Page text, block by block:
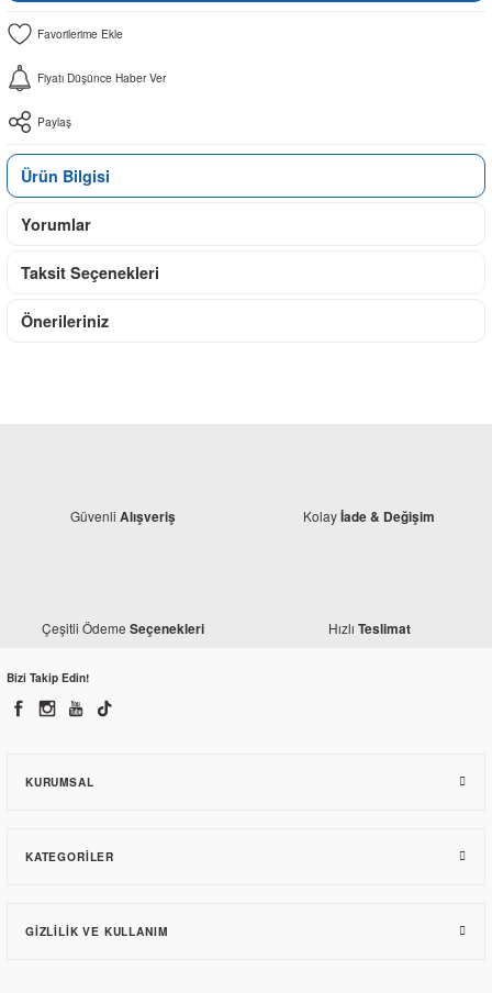
Fiyatı Düşünce Haber Ver
Paylaş
Ürün Bilgisi
Yorumlar
Taksit Seçenekleri
Önerileriniz
Güvenli Alışveriş Kolayİade & Değişim
Çeşitli Ödeme Seçenekleri Hızlı Teslimat
Bizi Takip Edin!
KURUMSAL
KATEGORILER
GIZLILIK VE KULLANIM